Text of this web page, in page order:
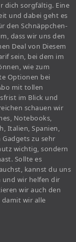
dich sorgfältig. Eine
und dabei geht es
den Schnäppchen-
dass wir uns den
Deal von Diesem
sein, bei dem im
wie zum
Optionen bei
mit tollen
im Blick und
schauen wir
Notebooks,
Italien, Spanien,
zu sehr
wichtig, sondern
Sollte es
kannst du uns
wir helfen dir
wir auch den
wir alle